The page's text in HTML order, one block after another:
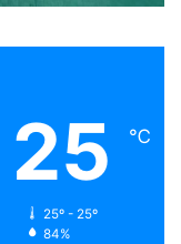
25 ℃
25º - 25º
84%